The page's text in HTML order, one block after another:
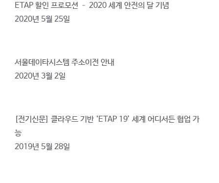
ETAP 할인 프로모션 – 2020 세계 안전의 달 기념
2020년 5월 25일
서울데이타시스템 주소이전 안내
2020년 3월 2일
[전기신문] 클라우드 기반 ‘ETAP 19’ 세계 어디서든 협업 가
능
2019년 5월 28일